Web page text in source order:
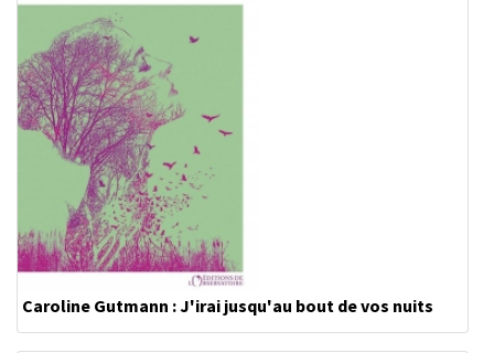
Caroline Gutmann : J'irai jusqu'au bout de vos nuits